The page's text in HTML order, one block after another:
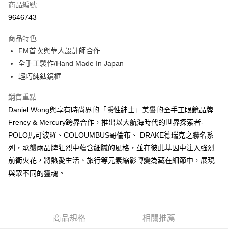
LINE Pay
ATM付款
運送方式
宅配(外島)
每筆NT$120，滿NT$5,000(含以上)免運費
商品編號
9646743
商品特色
FM首次與華人設計師合作
全手工製作/Hand Made In Japan
輕巧純鈦鏡框
銷售重點
Daniel Wong與享有時尚界的「隱性紳士」美譽的全手工眼鏡品牌
Frency & Mercury跨界合作，推出以大航海時代的世界探索者-
POLO馬可波羅、COLOUMBUS哥倫布、 DRAKE德瑞克之聯名系
列，承襲兩品牌狂烈中蘊含細膩的風格，並在彼此基因中注入強烈
前衛火花，將熱愛生活、旅行等元素縮影轉變為藏在細節中，展現
與眾不同的靈魂。
商品規格 相關推薦